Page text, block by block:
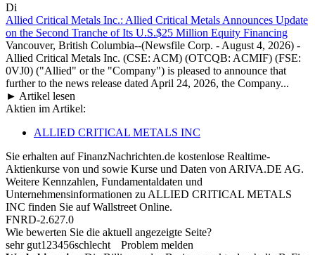
Di
Allied Critical Metals Inc.: Allied Critical Metals Announces Update
on the Second Tranche of Its U.S.$25 Million Equity Financing
Vancouver, British Columbia--(Newsfile Corp. - August 4, 2026) -
Allied Critical Metals Inc. (CSE: ACM) (OTCQB: ACMIF) (FSE:
0VJ0) ("Allied" or the "Company") is pleased to announce that
further to the news release dated April 24, 2026, the Company...
► Artikel lesen
Aktien im Artikel:
ALLIED CRITICAL METALS INC
Sie erhalten auf FinanzNachrichten.de kostenlose Realtime-
Aktienkurse von und sowie Kurse und Daten von ARIVA.DE AG.
Weitere Kennzahlen, Fundamentaldaten und
Unternehmensinformationen zu ALLIED CRITICAL METALS
INC finden Sie aufWallstreet Online.
FNRD-2.627.0
Wie bewerten Sie die aktuell angezeigte Seite?
sehr gut1 23456schlecht
Problem melden